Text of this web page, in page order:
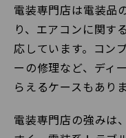
電装専門店は電装品
り、エアコンに関す
応しています。コン
ーの修理など、ディ
らえるケースもありま
電装専門店の強みは